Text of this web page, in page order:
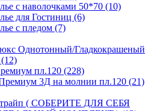
с наволочками 50*70 (10)
для Гостиниц (6)
с пледом (7)
Однотонный/Гладкокрашеный
пл.120 (228)
3Д на молнии пл.120 (21)
( СОБЕРИТЕ ДЛЯ СЕБЯ